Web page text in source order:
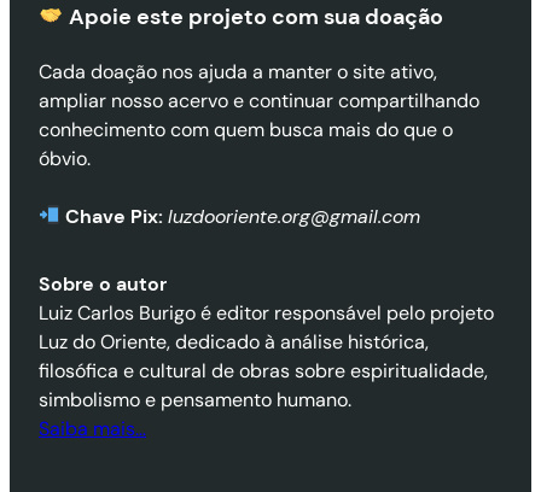
Apoie este projeto com sua doação
Cada doação nos ajuda a manter o site ativo,
ampliar nosso acervo e continuar compartilhando
conhecimento com quem busca mais do que o
óbvio.
Chave Pix: luzdooriente.org@gmail.com
Sobre o autor
Luiz Carlos Burigo é editor responsável pelo projeto
Luz do Oriente, dedicado à análise histórica,
filosófica e cultural de obras sobre espiritualidade,
simbolismo e pensamento humano.
Saiba mais…